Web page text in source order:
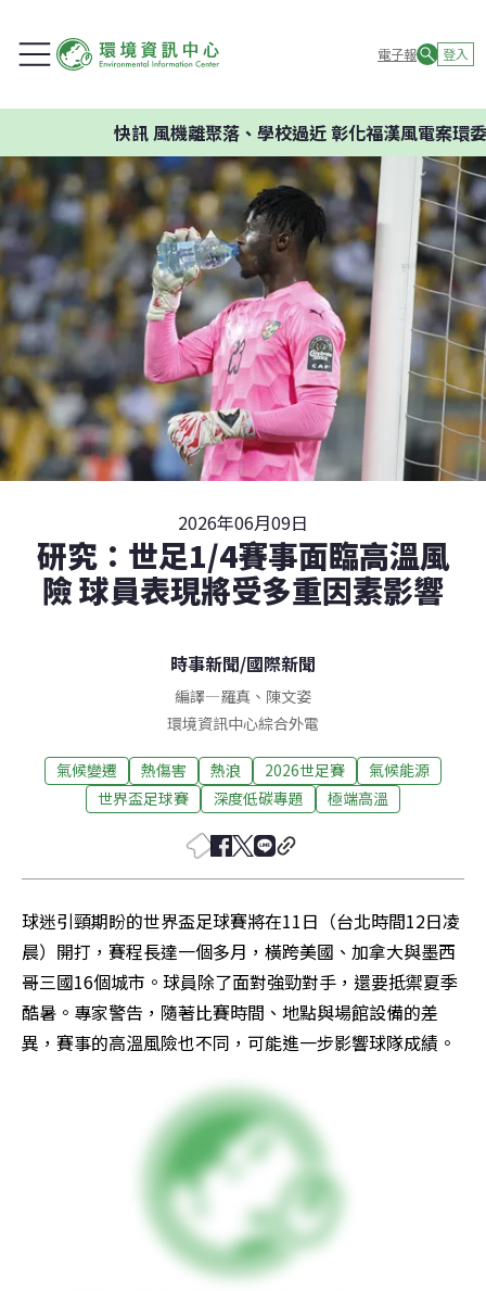
電子報 登入
風機離聚落、學校過近 彰化福漢風電案環委建議
2026年06月09日
研究：世足1/4賽事面臨高溫風
險 球員表現將受多重因素影響
時事新聞/國際新聞
編譯—羅真 、 陳文姿
環境資訊中心綜合外電
氣候變遷 熱傷害 熱浪 2026世足賽
氣候能源
世界盃足球賽
深度低碳專題 極端高溫
球迷引頸期盼的世界盃足球賽將在11日（台北時間12日凌
晨）開打，賽程長達一個多月，橫跨美國、加拿大與墨西
哥三國16個城市。球員除了面對強勁對手，還要抵禦夏季
酷暑。專家警告，隨著比賽時間、地點與場館設備的差
異，賽事的高溫風險也不同，可能進一步影響球隊成績。